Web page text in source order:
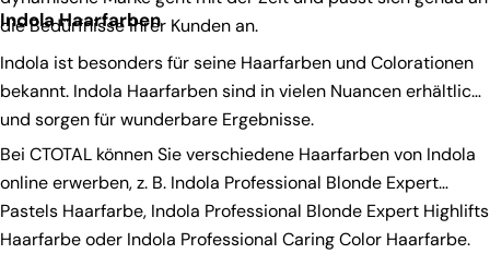
die Bedürfnisse ihrer Kunden an.
Indola Haarfarben
Indola ist besonders für seine Haarfarben und Colorationen
bekannt. Indola Haarfarben sind in vielen Nuancen erhältlich
und sorgen für wunderbare Ergebnisse.
Bei CTOTAL können Sie verschiedene Haarfarben von Indola
online erwerben, z. B. Indola Professional Blonde Expert
Pastels Haarfarbe, Indola Professional Blonde Expert Highlifts
Haarfarbeoder Indola Professional Caring Color Haarfarbe.